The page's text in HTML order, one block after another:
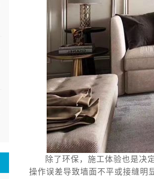
除了环保，施工体验也是决
操作误差导致墙面不平或接缝明